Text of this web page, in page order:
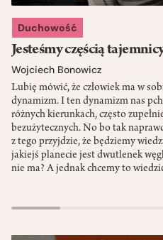
Duchowość
Jesteśmy częścią
Wojciech Bonowicz
Lubię mówić, że człowiek ma w
dynamizm. I ten dynamizm nas
różnych kierunkach, często
bezużytecznych. No bo tak
z tego przyjdzie, że będziemy
jakiejś planecie jest dwutlenek
nie ma? A jednak chcemy to